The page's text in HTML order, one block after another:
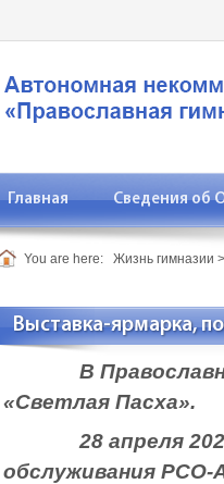
Главная Сведения об
You are here: Жизнь гимназии
Выставка-ярмарка,
В Православной
«Светлая Пасха».
28 апреля 2023г.
обслуживания РСО-